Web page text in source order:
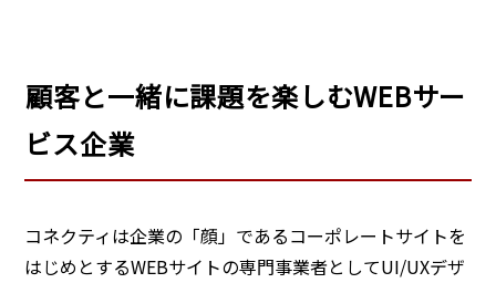
顧客と一緒に課題を楽しむWEBサー
ビス企業
コネクティは企業の「顔」であるコーポレートサイトを
はじめとするWEBサイトの専門事業者としてUI/UXデザ